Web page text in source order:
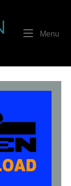
Menu